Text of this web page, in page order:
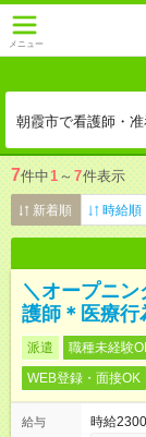
メニュー
朝霞市で看護師・
7件中1 ～ 7件表示
新着順 時給順
＼オープニ
護師＊医療行
派遣 職種未経験
WEB登録・面接OK
給与
時給